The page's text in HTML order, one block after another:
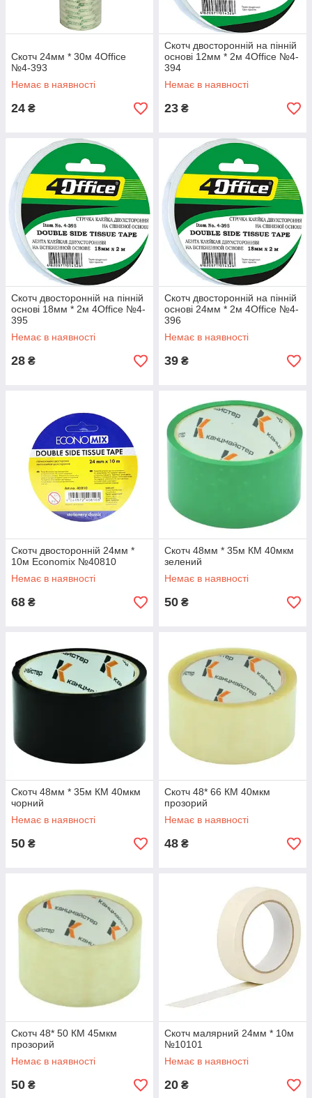
Скотч 24мм * 30м 4Office
№4-393
Немає в наявності
24 ₴
Скотч двосторонній на пінній
основі 12мм * 2м 4Office №4-
394
Немає в наявності
23 ₴
Скотч двосторонній на пінній
основі 18мм * 2м 4Office №4-
395
Немає в наявності
28 ₴
Скотч двосторонній на пінній
основі 24мм * 2м 4Office №4-
396
Немає в наявності
39 ₴
Скотч двосторонній 24мм *
10м Economix №40810
Немає в наявності
68 ₴
Скотч 48мм * 35м КМ 40мкм
зелений
Немає в наявності
50 ₴
Скотч 48мм * 35м КМ 40мкм
чорний
Немає в наявності
50 ₴
Скотч 48* 66 КМ 40мкм
прозорий
Немає в наявності
48 ₴
Скотч 48* 50 КМ 45мкм
прозорий
Немає в наявності
50 ₴
Скотч малярний 24мм * 10м
№10101
Немає в наявності
20 ₴